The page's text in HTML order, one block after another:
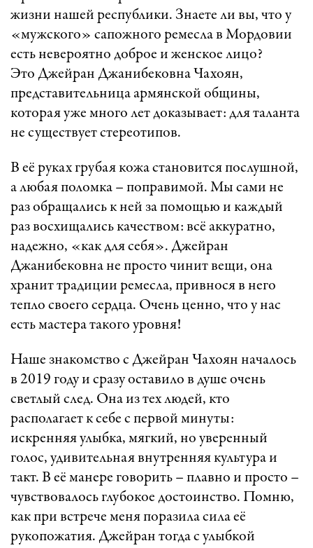
жизни нашей республики. Знаете ли вы, что у
«мужского» сапожного ремесла в Мордовии
есть невероятно доброе и женское лицо?
Это Джейран Джанибековна Чахоян,
представительница армянской общины,
которая уже много лет доказывает: для таланта
не существует стереотипов.
В её руках грубая кожа становится послушной,
а любая поломка – поправимой. Мы сами не
раз обращались к ней за помощью и каждый
раз восхищались качеством: всё аккуратно,
надежно, «как для себя». Джейран
Джанибековна не просто чинит вещи, она
хранит традиции ремесла, привнося в него
тепло своего сердца. Очень ценно, что у нас
есть мастера такого уровня!
Наше знакомство с Джейран Чахоян началось
в 2019 году и сразу оставило в душе очень
светлый след. Она из тех людей, кто
располагает к себе с первой минуты:
искренняя улыбка, мягкий, но уверенный
голос, удивительная внутренняя культура и
такт. В её манере говорить – плавно и просто –
чувствовалось глубокое достоинство. Помню,
как при встрече меня поразила сила её
рукопожатия. Джейран тогда с улыбкой